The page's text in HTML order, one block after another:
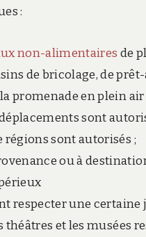
:
non-alimentaires de
de bricolage, de
promenade en plein
sont
régions sont autorisés ;
ou à
respecter une certaine
théâtres et les musées